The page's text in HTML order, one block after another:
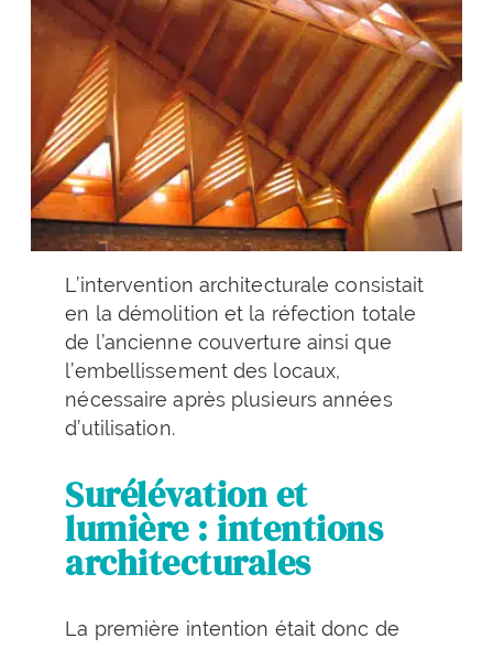
L’intervention architecturale consistait
en la démolition et la réfection totale
de l’ancienne couverture ainsi que
l’embellissement des locaux,
nécessaire après plusieurs années
d’utilisation.
Surélévation et
lumière : intentions
architecturales
La première intention était donc de